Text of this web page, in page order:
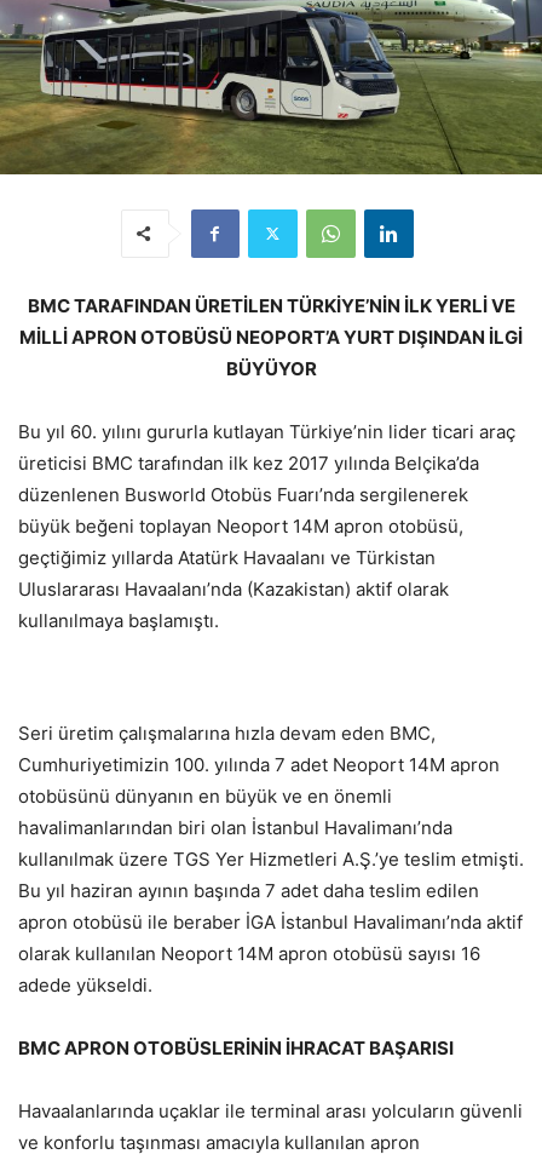
BMC TARAFINDAN ÜRETİLEN TÜRKİYE’NİN İLK YERLİ VE
MİLLİ APRON OTOBÜSÜ NEOPORT’A YURT DIŞINDAN İLGİ
BÜYÜYOR
Bu yıl 60. yılını gururla kutlayan Türkiye’nin lider ticari araç
üreticisi BMC tarafından ilk kez 2017 yılında Belçika’da
düzenlenen Busworld Otobüs Fuarı’nda sergilenerek
büyük beğeni toplayan Neoport 14M apron otobüsü,
geçtiğimiz yıllarda Atatürk Havaalanı ve Türkistan
Uluslararası Havaalanı’nda (Kazakistan) aktif olarak
kullanılmaya başlamıştı.
Seri üretim çalışmalarına hızla devam eden BMC,
Cumhuriyetimizin 100. yılında 7 adet Neoport 14M apron
otobüsünü dünyanın en büyük ve en önemli
havalimanlarından biri olan İstanbul Havalimanı’nda
kullanılmak üzere TGS Yer Hizmetleri A.Ş.’ye teslim etmişti.
Bu yıl haziran ayının başında 7 adet daha teslim edilen
apron otobüsü ile beraber İGA İstanbul Havalimanı’nda aktif
olarak kullanılan Neoport 14M apron otobüsü sayısı 16
adede yükseldi.
BMC APRON OTOBÜSLERİNİN İHRACAT BAŞARISI
Havaalanlarında uçaklar ile terminal arası yolcuların güvenli
ve konforlu taşınması amacıyla kullanılan apron